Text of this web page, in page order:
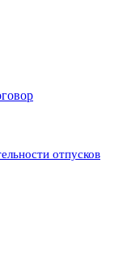
отпусков